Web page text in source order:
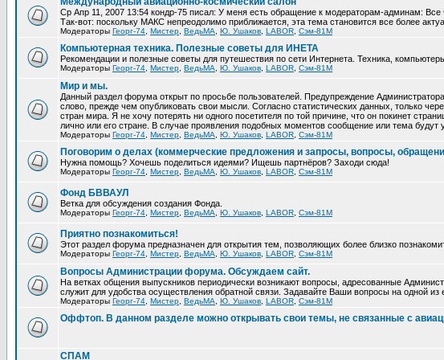
Ср Апр 11, 2007 13:54 кондр-75 писал: У меня есть обращение к модераторам-админам:
Так-вот: поскольку МАКС непреодолимо приближается, эта тема становится все более
Модераторы Георг-74 Мистер ВедьМА Ю. Ушаков LABOR Сэм-81М
Компьютерная техника. Полезные советы для ИНЕТА
Рекомендации и полезные советы для путешествия по сети Интернета. Техника,
Модераторы Георг-74 Мистер ВедьМА Ю. Ушаков LABOR Сэм-81М
Мир и мы.
Данный раздел форума открыт по просьбе пользователей. Предупреждение
слово, прежде чем опубликовать свои мысли. Согласно статистических данных, только
стран мира. Я не хочу потерять ни одного посетителя по той причине, что он покинет
лично или его стране. В случае проявления подобных моментов сообщение или тема будут
Модераторы Георг-74 Мистер ВедьМА Ю. Ушаков LABOR Сэм-81М
Поговорим о делах (коммерческие предложения и запросы, вопросы,
Нужна помощь? Хочешь поделиться идеями? Ищешь партнёров? Заходи сюда!
Модераторы Георг-74 Мистер ВедьМА Ю. Ушаков LABOR Сэм-81М
Фонд БВВАУЛ
Ветка для обсуждения создания Фонда.
Модераторы Георг-74 Мистер ВедьМА Ю. Ушаков LABOR Сэм-81М
Приятно познакомиться!
Этот раздел форума предназначен для открытия тем, позволяющих более близко
Модераторы Георг-74 Мистер ВедьМА Ю. Ушаков LABOR Сэм-81М
Вопросы Администрации форума. Обсуждаем сайт.
На ветках общения выпускников периодически возникают вопросы, адресованные
служит для удобства осуществления обратной связи. Задавайте Ваши вопросы на одной из
Модераторы Георг-74 Мистер ВедьМА Ю. Ушаков LABOR Сэм-81М
Оффтоп. В данном разделе можно открывать свои темы, не связанные с
СПАМ